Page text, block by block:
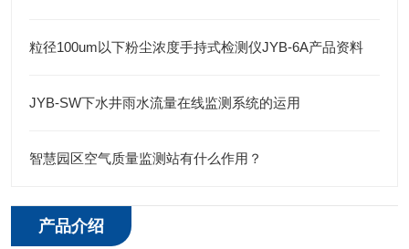
粒径100um以下粉尘浓度手持式检测仪JYB-6A产品资料
JYB-SW下水井雨水流量在线监测系统的运用
智慧园区空气质量监测站有什么作用？
产品介绍